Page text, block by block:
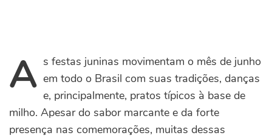
As festas juninas movimentam o mês de junho
em todo o Brasil com suas tradições, danças
e, principalmente, pratos típicos à base de
milho. Apesar do sabor marcante e da forte
presença nas comemorações, muitas dessas